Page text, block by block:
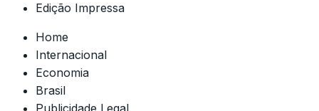
Edição Impressa
Home
Internacional
Economia
Brasil
Publicidade Legal